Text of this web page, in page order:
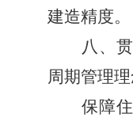
建造精度。
八、
周期管理
保障